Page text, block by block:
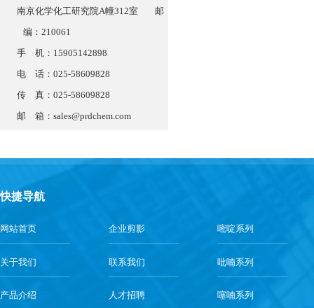
南京化学化工研究院A幢312室 邮
编：210061
手 机：15905142898
电 话：025-58609828
传 真：025-58609828
邮 箱： sales@prdchem.com
快捷导航
网站首页 企业剪影 嘧啶系列
关于我们 联系我们 吡喃系列
产品介绍 人才招聘 噻喃系列